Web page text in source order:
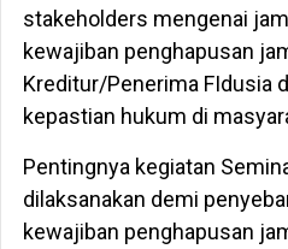
stakeholders mengenai
kewajiban penghapusan
Kreditur/Penerima FIdusia
kepastian hukum di
Pentingnya kegiatan
dilaksanakan demi
kewajiban penghapusan